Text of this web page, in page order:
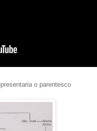
o parentesco